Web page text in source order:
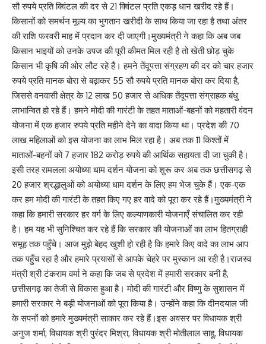
सौ रुपये प्रति क्विंटल की दर से 21 क्विंटल प्रति एकड़ धान खरीद रहे हैं।
किसानों को समर्थन मूल्य का भुगतान खरीदी के साथ किया जा रहा है तथा अंतर
की राशि फरवरी माह में प्रदान कर दी जाएगी।मुख्यमंत्री ने कहा कि अब जब
किसान भाइयों को उनके उपज की पूरी कीमत मिल रही है तो खेती छोड़ चुके
किसान भी कृषि की ओर लौट रहे हैं। हमने तेंदूपत्ता संग्रहण की दर को चार हजार
रुपये प्रति मानक बोरा से बढ़ाकर 55 सौ रुपये प्रति मानक बोरा कर दिया है,
जिससे वनवासी क्षेत्र के 12 लाख 50 हजार से अधिक तेंदूपत्ता संग्राहक बंधु
लाभान्वित हो रहे हैं। हमने मोदी की गारंटी के तहत माताओं-बहनों को महतारी वंदन
योजना में एक हजार रुपये प्रति महीने देने का वादा किया था। प्रदेश की 70
लाख महिलाओं को इस योजना का लाभ मिल रहा है। अब तक 11 किश्तों में
माताओं-बहनों को 7 हजार 182 करोड़ रुपये की आर्थिक सहायता दी जा चुकी है।
इसी तरह रामलला अयोध्या धाम दर्शन योजना को शुरू कर अब तक छत्तीसगढ़ से
20 हजार श्रद्धालुओं को अयोध्या धाम दर्शन के लिए हम भेज चुके हैं। एक-एक
कर हम मोदी की गारंटी के तहत किए गए हर वादे को पूरा कर रहे हैं।मुख्यमंत्री ने
कहा कि हमारी सरकार हर वर्ग के लिए कल्याणकारी योजनाएँ संचालित कर रही
है। हम यह भी सुनिश्चित कर रहे हैं कि सरकार की योजनाओं का लाभ हितग्राही
समूह तक पहुँचे। आज मुझे बेहद खुशी हो रही है कि हमारे किए वादे का लाभ आप
तक पहुँच रहा है और हमारे प्रयासों से आपके चेहरे पर मुस्कान आ रही है।राजस्व
मंत्री श्री टंकराम वर्मा ने कहा कि जब से प्रदेश में हमारी सरकार बनी है,
छत्तीसगढ़ का तेजी से विकास हुआ है। मोदी की गारंटी और विष्णु के सुशासन में
हमारी सरकार ने बड़ी योजनाओं को पूरा किया है। उन्होंने कहा कि दीनदयाल जी
के सपनों को हमारे मुख्यमंत्री साकार कर रहे हैं।इस अवसर पर विधायक श्री
अनुज शर्मा, विधायक श्री पुरंदर मिश्रा, विधायक श्री मोतीलाल साहू, विधायक